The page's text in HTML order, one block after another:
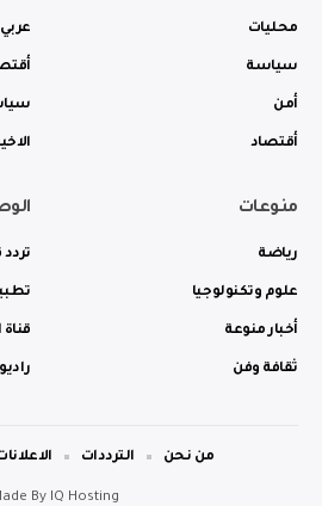
محليات
سياسة
أمن
أقتصاد
منوعات
رياضة
علوم وتكنولوجيا
أخبار منوعة
ثقافة وفن
By IQ Hosting
من نحن الترددات